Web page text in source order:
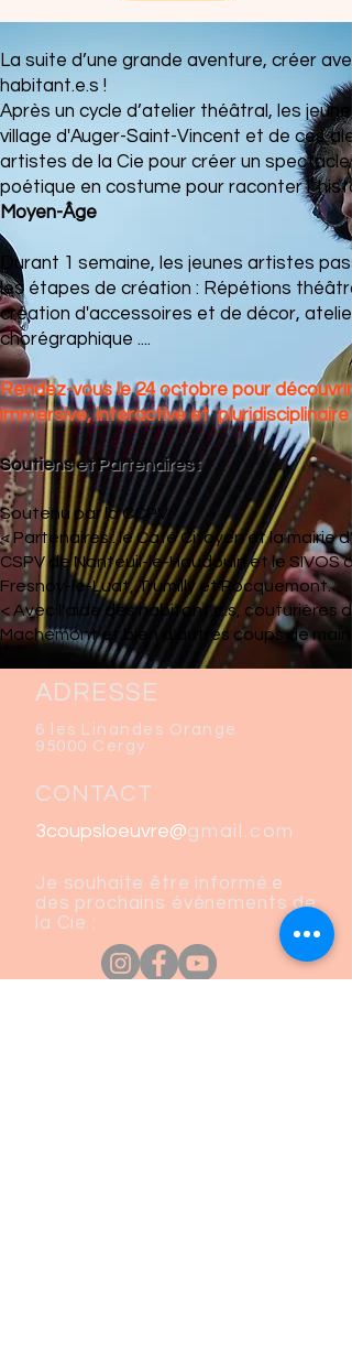
La suite d’une grande aventure, créer
habitant.e.s !
Après un cycle d’atelier théâtral, les
village d'Auger-Saint-Vincent et de ces
artistes de la Cie pour créer un spectacle
poétique en costume pour raconter l'
Moyen-Âge
Durant 1 semaine, les jeunes artistes
les étapes de création : Répétions
création d'accessoires et de décor,
chorégraphique ....
Rendez-vous le 24 octobre pour
immersive, interactive et pluridisciplinaire !
Soutiens et Partenaires :
Soutenu par la CCPV
< Partenaires : le Café Citoyen et la mairie
CSPV de Nanteuil-le-Haudouin et le
Fresnoy-le-Luat, Trumilly et Rocquemont.
< Avec l'aide des habitant.e.s, couturières
Machemont et bien d'autres coups de
ADRESSE
6 les Linandes Orange
95000 Cergy
CONTACT
3coupsloeuvre@gmail.com
Je souhaite être informé.e
des prochains événements de
la Cie :